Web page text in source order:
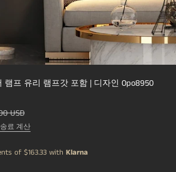
램프 유리 램프갓 포함 | 디자인 Opo8950
격USD
료 계산
of $163.33 with Klarna